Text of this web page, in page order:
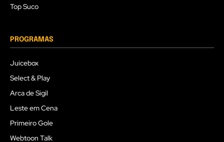
Top Suco
PROGRAMAS
Juicebox
Select & Play
Arca de Sigil
Leste em Cena
Primeiro Gole
Webtoon Talk